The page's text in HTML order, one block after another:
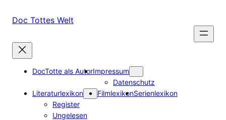
InhaltDoc Tottes Welt
DocTotte als AutorImpressum
Datenschutz
Literaturlexikon
Register
Ungelesen
FilmlexikonSerienlexikon